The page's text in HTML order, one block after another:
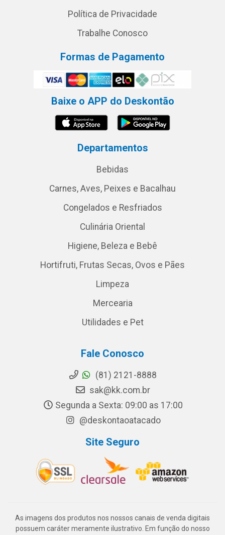
Política de Privacidade
Trabalhe Conosco
Formas de Pagamento
Baixe o APP do Deskontão
Departamentos
Bebidas
Carnes, Aves, Peixes e Bacalhau
Congelados e Resfriados
Culinária Oriental
Higiene, Beleza e Bebê
Hortifruti, Frutas Secas, Ovos e Pães
Limpeza
Mercearia
Utilidades e Pet
Fale Conosco
(81) 2121-8888
sak@kk.com.br
Segunda a Sexta: 09:00 as 17:00
@deskontaoatacado
Site Seguro
As imagens dos produtos nos nossos canais de venda digitais
possuem caráter meramente ilustrativo. Em função do nosso